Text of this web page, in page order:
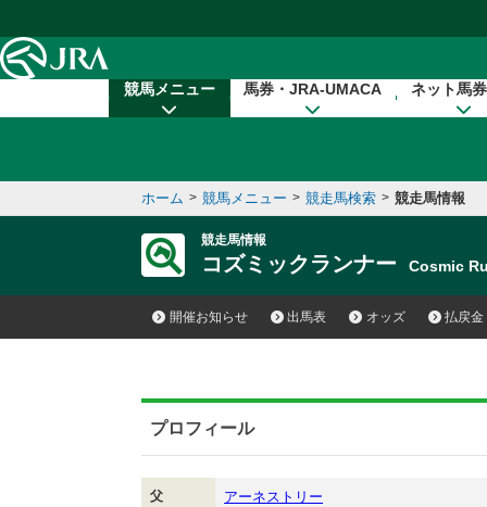
競馬メニュー 馬券・JRA-UMACA ネット馬
ホーム > 競馬メニュー > 競走馬検索 > 競走馬情報
競走馬情報
コズミックランナー Cosmic
開催お知らせ 出馬表 オッズ 払戻金
プロフィール
父 アーネストリー